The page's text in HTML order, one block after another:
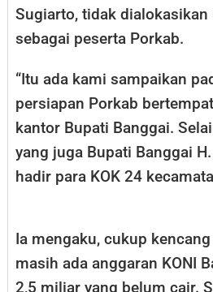
Sugiarto, tidak
sebagai peserta Porkab.
“Itu ada kami sampaikan
persiapan Porkab
kantor Bupati Banggai.
yang juga Bupati Banggai
hadir para KOK 24
Ia mengaku, cukup
masih ada anggaran KONI
2,5 miliar yang belum cair.